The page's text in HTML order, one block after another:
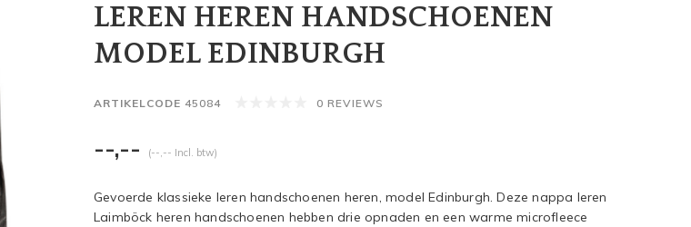
LEREN HEREN HANDSCHOENEN
MODEL EDINBURGH
ARTIKELCODE 45084 0 REVIEWS
--,-- (--,-- Incl. btw)
Gevoerde klassieke leren handschoenen heren, model Edinburgh. Deze nappa leren
Laimböck heren handschoenen hebben drie opnaden en een warme microfleece